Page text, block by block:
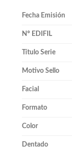
Fecha Emisión
Nº EDIFIL
Título Serie
Motivo Sello
Facial
Formato
Color
Dentado